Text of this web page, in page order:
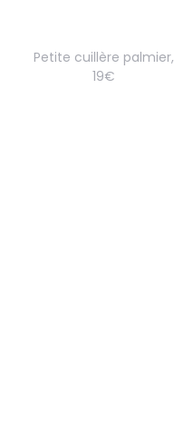
Petite cuillère palmier,
19€